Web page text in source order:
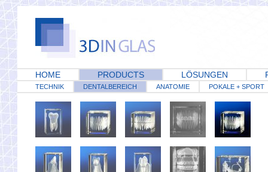
HOME PRODUCTS
TECHNIK DENTALBEREICH ANATOMIE POKALE + SPORT
LÖSUNGEN